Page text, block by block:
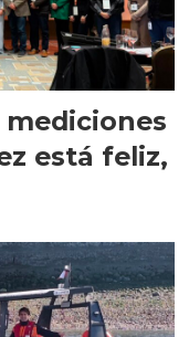
mediciones
está feliz,